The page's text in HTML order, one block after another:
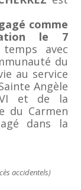
comme
le 7
avec
du
au service
Angèle
VI et de la
du Carmen
dans la
accidentels)